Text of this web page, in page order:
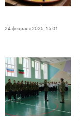
24 февраля 2025, 15:01